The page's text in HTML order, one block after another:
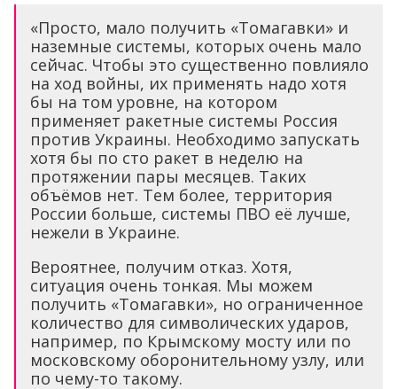
«Просто, мало получить «Томагавки» и
наземные системы, которых очень мало
сейчас. Чтобы это существенно повлияло
на ход войны, их применять надо хотя
бы на том уровне, на котором
применяет ракетные системы Россия
против Украины. Необходимо запускать
хотя бы по сто ракет в неделю на
протяжении пары месяцев. Таких
объёмов нет. Тем более, территория
России больше, системы ПВО её лучше,
нежели в Украине.
Вероятнее, получим отказ. Хотя,
ситуация очень тонкая. Мы можем
получить «Томагавки», но ограниченное
количество для символических ударов,
например, по Крымскому мосту или по
московскому оборонительному узлу, или
по чему-то такому.